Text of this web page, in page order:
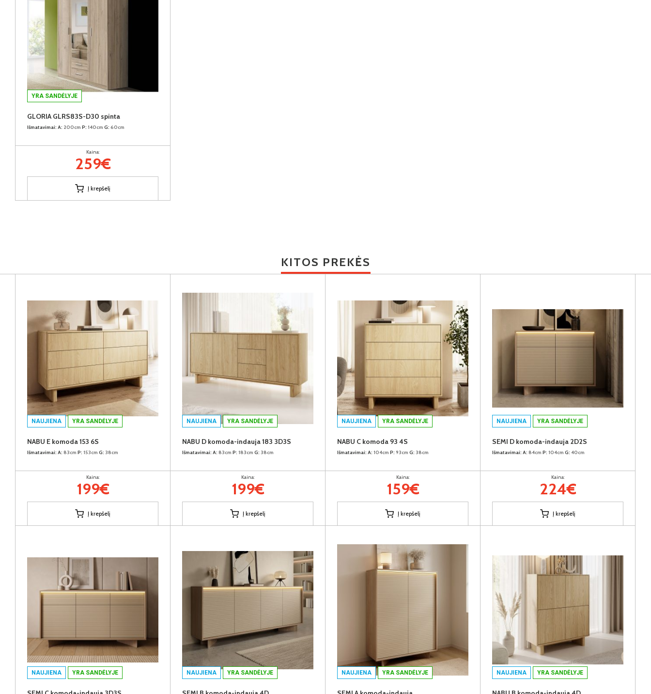
YRA SANDĖLYJE
GLORIA GLRS83S-D30 spinta
Išmatavimai: A: 200cm P: 140cm G: 60cm
Kaina:
259€
Į krepšelį
KITOS PREKĖS
NAUJIENA YRA SANDĖLYJE
NABU E komoda 153 6S
Išmatavimai: A: 83cm P: 153cm G: 38cm
Kaina:
199€
Į krepšelį
NAUJIENA YRA SANDĖLYJE
NABU D komoda-indauja 183 3D3S
Išmatavimai: A: 83cm P: 183cm G: 38cm
Kaina:
199€
Į krepšelį
NAUJIENA YRA SANDĖLYJE
NABU C komoda 93 4S
Išmatavimai: A: 104cm P: 93cm G: 38cm
Kaina:
159€
Į krepšelį
NAUJIENA YRA SANDĖLYJE
SEMI D komoda-indauja 2D2S
Išmatavimai: A: 84cm P: 104cm G: 40cm
Kaina:
224€
Į krepšelį
NAUJIENA YRA SANDĖLYJE NAUJIENA YRA SANDĖLYJE NAUJIENA YRA SANDĖLYJE NAUJIENA YRA SANDĖLYJE